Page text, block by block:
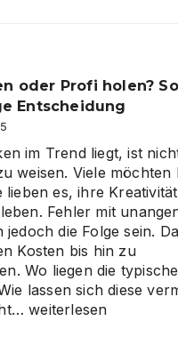
oder Profi holen?
Entscheidung
im Trend liegt, ist
weisen. Viele möchten
lieben es, ihre Kreativität
Fehler mit
jedoch die Folge sein.
Kosten bis hin zu
Wo liegen die
lassen sich diese
Selber
weiterlesen